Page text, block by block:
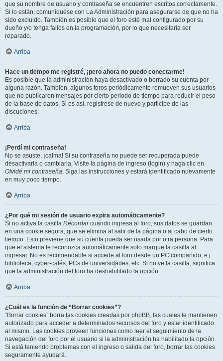
que su nombre de usuario y contraseña se encuentren escritos correctamente.
Si lo están, comuníquese con La Administración para asegurarse de que no ha
sido excluido. También es posible que el foro esté mal configurado por su
dueño y/o tenga fallos en la programación, por lo que necesitaría ser
reparado.
Arriba
Hace un tiempo me registré, ¡pero ahora no puedo conectarme!
Es posible que la administración haya desactivado o borrado su cuenta por
alguna razón. También, algunos foros periódicamente remueven sus usuarios
que no publicaron mensajes por cierto periodo de tiempo para reducir el peso
de la base de datos. Si es así, registrese de nuevo y participe de las
discuciones.
Arriba
¡Perdí mi contraseña!
No se asuste, ¡calma! Si su contraseña no puede ser recuperada puede
desactivarla o cambiarla. Visite la página de ingreso (login) y haga clic en
Olvidé mi contraseña. Siga las instrucciones y estará identificado nuevamente
en muy poco tiempo.
Arriba
¿Por qué mi sesión de usuario expira automáticamente?
Si no activa la casilla Recordarcuando ingresa al foro, sus datos se guardan
en una cookie segura, que se elimina al salir de la página o al cabo de cierto
tiempo. Esto previene que su cuenta pueda ser usada por otra persona. Para
que el sistema le reconozca automáticamente solo marque la casilla al
ingresar. No es recomendable si accede al foro desde un PC compartido, e.j.
biblioteca, cyber-cafés, PCs de universidades, etc. Si no ve la casilla, significa
que la administración del foro ha deshabilitado la opción.
Arriba
¿Cuál es la función de “Borrar cookies”?
“Borrar cookies” borra las cookies creadas por phpBB, las cuales le mantienen
autorizado para acceder a determinados recursos del foro y estar identificado
al mismo. Las cookies proveen funciones como leer el seguimiento de la
navegación del foro por el usuario si la administración ha habilitado la opción.
Si está teniendo problemas con el ingreso o salida del foro, borrar las cookies
seguramente ayudará.